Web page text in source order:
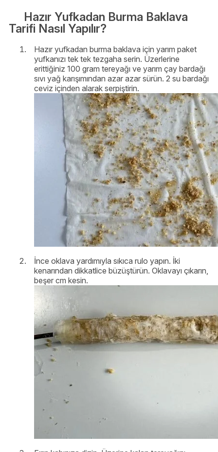
Hazır Yufkadan Burma Baklava
Tarifi Nasıl Yapılır?
Hazır yufkadan burma baklava için yarım paket
yufkanızı tek tek tezgaha serin. Üzerlerine
erittiğiniz 100 gram tereyağı ve yarım çay bardağı
sıvı yağ karışımından azar azar sürün. 2 su bardağı
ceviz içinden alarak serpiştirin.
İnce oklava yardımıyla sıkıca rulo yapın. İki
kenarından dikkatlice büzüştürün. Oklavayı çıkarın,
beşer cm kesin.